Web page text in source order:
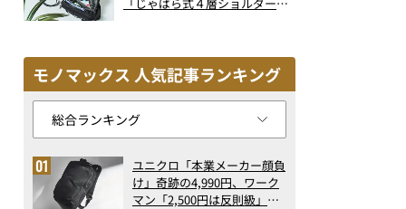
モノマックス 人気記事ランキング
ユニクロ「本業メーカー顔負
け」奇跡の4,990円、ワーク
マン「2,500円は反則級」凄